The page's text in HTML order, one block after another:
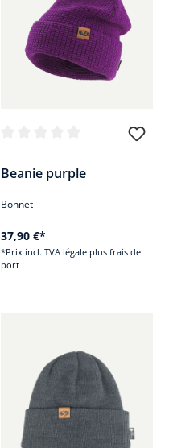
Beanie purple
Bonnet
37,90 €*
*Prix incl. TVA légale plus frais de
port